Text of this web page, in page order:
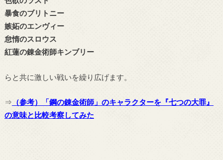
暴食のブリトニー
嫉妬のエンヴィー
怠惰のスロウス
紅蓮の錬金術師キンブリー
らと共に激しい戦いを繰り広げます。
⇒ （参考）「鋼の錬金術師」のキャラクターを『七つの大罪』
の意味と比較考察してみた